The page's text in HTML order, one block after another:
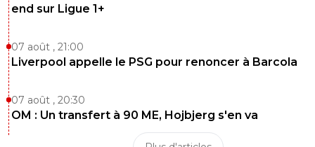
end sur Ligue 1+
07 août , 21:00
Liverpool appelle le PSG pour renoncer à Barcola
07 août , 20:30
OM : Un transfert à 90 ME, Hojbjerg s'en va